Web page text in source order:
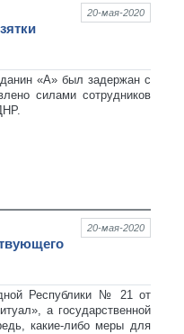
20-мая-2020
«А» был задержан с
силами сотрудников
20-мая-2020
Республики № 21 от
а государственной
какие-либо меры для